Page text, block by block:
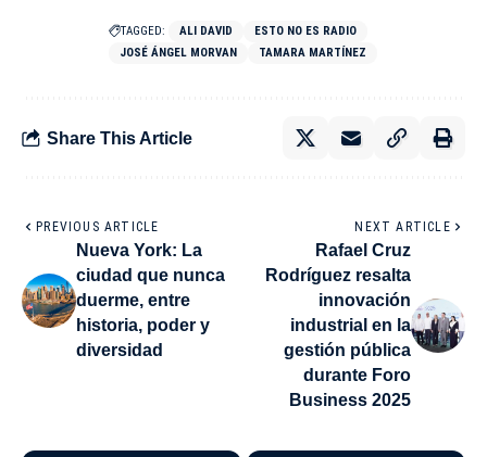
TAGGED: ALI DAVID
ESTO NO ES RADIO
JOSÉ ÁNGEL MORVAN
TAMARA MARTÍNEZ
Share This Article
PREVIOUS ARTICLE
Nueva York: La
ciudad que nunca
duerme, entre
historia, poder y
diversidad
NEXT ARTICLE
Rafael Cruz
Rodríguez resalta
innovación
industrial en la
gestión pública
durante Foro
Business 2025